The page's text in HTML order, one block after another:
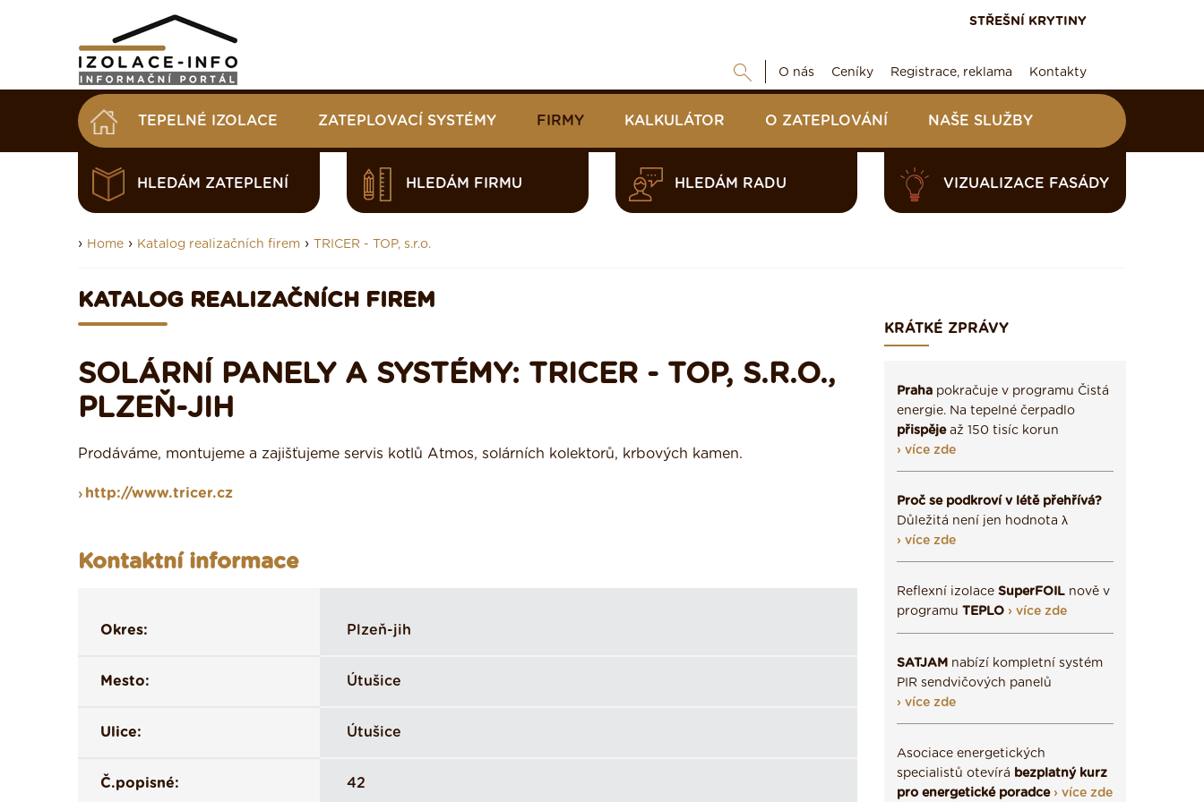
STŘEŠNÍ KRYTINY
O nás Ceníky Registrace, reklama Kontakty
TEPELNÉ IZOLACE ZATEPLOVACÍ SYSTÉMY FIRMY KALKULÁTOR O ZATEPLOVÁNÍ NAŠE SLUŽBY
HLEDÁM ZATEPLENÍ HLEDÁM FIRMU HLEDÁM RADU VIZUALIZACE FASÁDY
› Home › Katalog realizačních firem › TRICER - TOP, s.r.o.
KATALOG REALIZAČNÍCH FIREM
SOLÁRNÍ PANELY A SYSTÉMY: TRICER - TOP, S.R.O.,
PLZEŇ-JIH
Prodáváme, montujeme a zajišťujeme servis kotlů Atmos, solárních kolektorů, krbových kamen.
http://www.tricer.cz
Kontaktní informace
Okres: Plzeň-jih
Mesto: Útušice
Ulice: Útušice
Č.popisné: 42
KRÁTKÉ ZPRÁVY
Praha pokračuje v programu Čistá
energie. Na tepelné čerpadlo
přispějeaž 150 tisíc korun
› více zde
Proč se podkroví v létě přehřívá?
Důležitá není jen hodnota λ
› více zde
Reflexní izolace SuperFOIL nově v
programu TEPLO › více zde
SATJAM nabízí kompletní systém
PIR sendvičových panelů
› více zde
Asociace energetických
specialistů otevírá bezplatný kurz
pro energetické poradce › více zde